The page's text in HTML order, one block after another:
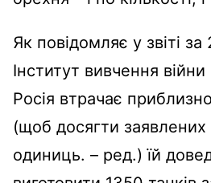
Як повідомляє у звіті
Інститут вивчення
Росія втрачає
(щоб досягти
одиниць. – ред.) їй